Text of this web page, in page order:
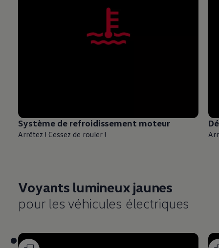
Système de refroidissement moteur
Arrêtez ! Cessez de rouler !
Voyants lumineux jaunes
pour les véhicules électriques